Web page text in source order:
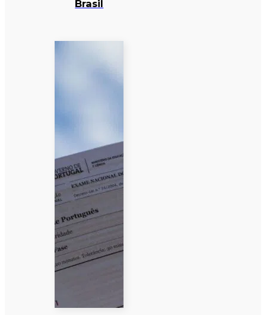
Brasil